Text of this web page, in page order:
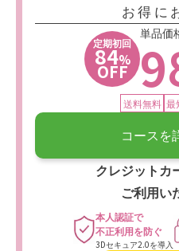
お得に
定期初回
84%
OFF
単品価
送料無料 最
コースを
クレジットカ
ご利用い
本人認証で
不正利用を防ぐ
3Dセキュア2.0を導入